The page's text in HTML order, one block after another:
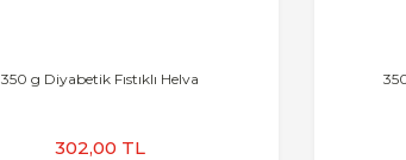
350 g Diyabetik Fıstıklı Helva
302,00 TL